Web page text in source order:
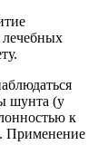
шунта (у
к
Применение